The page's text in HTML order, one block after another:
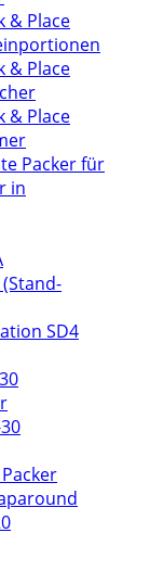
& Place
& Place
& Place
Packer für
in
SD4